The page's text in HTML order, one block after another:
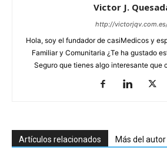
Victor J.
http://
Hola, soy el fundador de casiMedicos y
Familiar y Comunitaria ¿Te ha gustado
Seguro que tienes algo interesante que
Artículos relacionados Más del autor